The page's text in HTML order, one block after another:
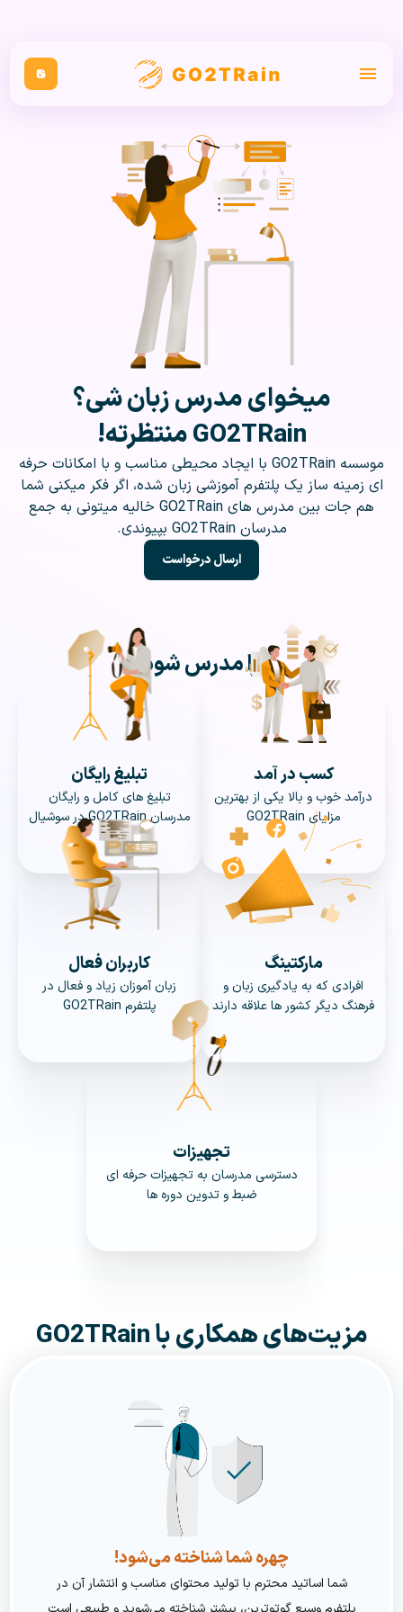
میخوای مدرس زبان شی؟
GO2TRain منتظرته!
موسسه GO2TRain با ایجاد محیطی مناسب و با امکانات حرفه
ای زمینه ساز یک پلتفرم آموزشی زبان شده، اگر فکر میکنی شما
هم جات بین مدرس های GO2TRain خالیه میتونی به جمع
مدرسان GO2TRain بپیوندی.
ارسال درخواست
چرا مدرس شوم؟
کسب در آمد
درآمد خوب و بالا یکی از بهترین
مزایای GO2TRain
تبلیغ رایگان
تبلیغ های کامل و رایگان
مدرسان GO2TRain در سوشیال
ها
مارکتینگ
افرادی که به یادگیری زبان و
فرهنگ دیگر کشور ها علاقه دارند
کاربران فعال
زبان آموزان زیاد و فعال در
پلتفرم GO2TRain
تجهیزات
دسترسی مدرسان به تجهیزات حرفه ای
ضبط و تدوین دوره ها
مزیت‌های همکاری با GO2TRain
چهره شما شناخته می‌شود!
شما اساتید محترم با تولید محتوای مناسب و انتشار آن در